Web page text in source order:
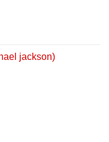
jackson)